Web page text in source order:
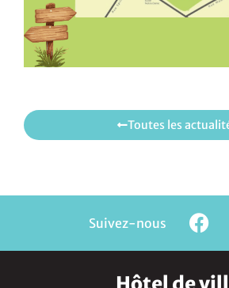
Toutes les
Suivez-nous